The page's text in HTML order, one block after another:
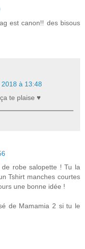
est canon!! des bisous
à 13:48
te plaise ♥
robe salopette ! Tu la
Tshirt manches courtes
une bonne idée !
de Mamamia 2 si tu le